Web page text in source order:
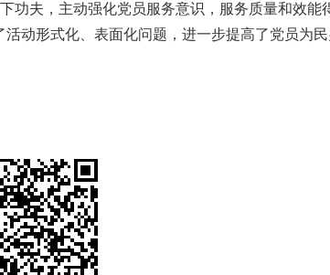
功夫，主动强化党员服务意识，服务质量和效能
动形式化、表面化问题，进一步提高了党员为民